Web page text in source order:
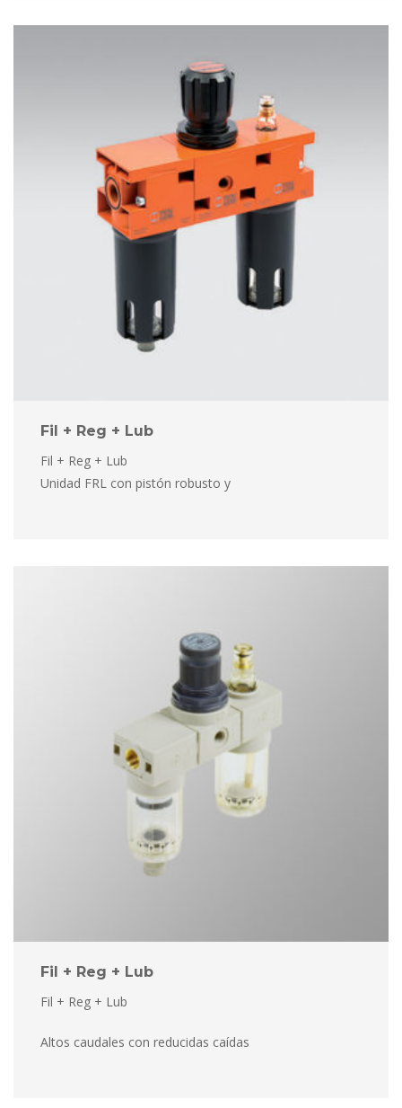
Fil + Reg + Lub
Fil + Reg + Lub
Unidad FRL con pistón robusto y
Fil + Reg + Lub
Fil + Reg + Lub
Altos caudales con reducidas caída